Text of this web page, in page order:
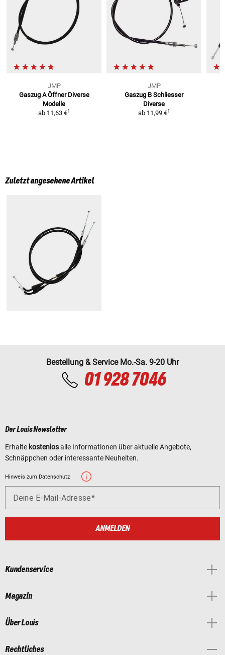
JMP
Gaszug A Öffner Diverse
Modelle
ab 11,63 €1
JMP
Gaszug B Schliesser
Diverse
ab 11,99 €1
Zuletzt angesehene Artikel
Bestellung & Service Mo.-Sa. 9-20 Uhr
01 928 7046
Der Louis Newsletter
Erhalte kostenlosalle Informationen über aktuelle Angebote,
Schnäppchen oder interessante Neuheiten.
Hinweis zum Datenschutz
Deine E-Mail-Adresse
ANMELDEN
Kundenservice
Magazin
Über Louis
Rechtliches